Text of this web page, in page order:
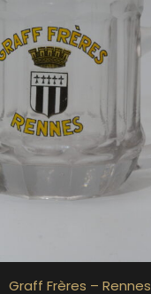
Graff Frères – Rennes